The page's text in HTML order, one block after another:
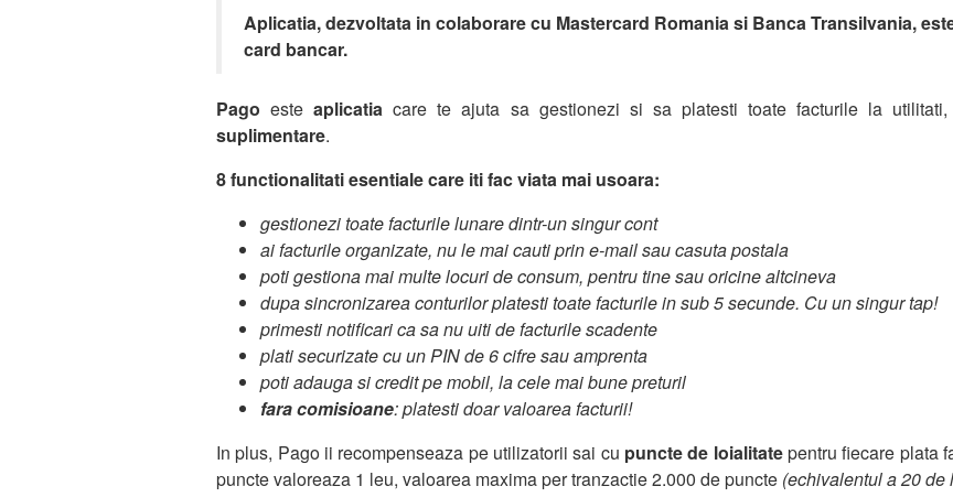
Aplicatia, dezvoltata in colaborare cu Mastercard Romania si Banca Transilvania,
card bancar.
Pago este aplicatia care te ajuta sa gestionezi si sa platesti toate facturile la
suplimentare.
8 functionalitati esentiale care iti fac viata mai usoara:
gestionezi toate facturile lunare dintr-un singur cont
ai facturile organizate, nu le mai cauti prin e-mail sau casuta postala
poti gestiona mai multe locuri de consum, pentru tine sau oricine altcineva
dupa sincronizarea conturilor platesti toate facturile in sub 5 secunde. Cu un singur tap!
primesti notificari ca sa nu uiti de facturile scadente
plati securizate cu un PIN de 6 cifre sau amprenta
poti adauga si credit pe mobil, la cele mai bune preturil
fara comisioane: platesti doar valoarea facturii!
In plus, Pago ii recompenseaza pe utilizatorii sai cu puncte de loialitatepentru fiecare plata
puncte valoreaza 1 leu, valoarea maxima per tranzactie 2.000 de puncte (echivalentul a 20 de